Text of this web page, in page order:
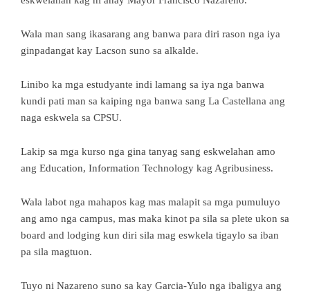
Wala man sang ikasarang ang banwa para diri rason nga iya
ginpadangat kay Lacson suno sa alkalde.
Linibo ka mga estudyante indi lamang sa iya nga banwa
kundi pati man sa kaiping nga banwa sang La Castellana ang
naga eskwela sa CPSU.
Lakip sa mga kurso nga gina tanyag sang eskwelahan amo
ang Education, Information Technology kag Agribusiness.
Wala labot nga mahapos kag mas malapit sa mga pumuluyo
ang amo nga campus, mas maka kinot pa sila sa plete ukon sa
board and lodging kun diri sila mag eswkela tigaylo sa iban
pa sila magtuon.
Tuyo ni Nazareno suno sa kay Garcia-Yulo nga ibaligya ang